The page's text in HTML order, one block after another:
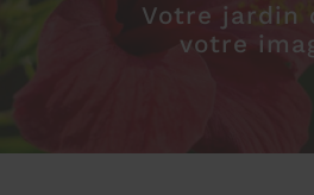
Votre jardin
votre